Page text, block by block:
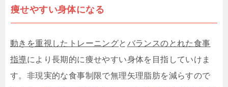
痩せやすい身体になる
動きを重視したトレーニングと バランスのとれた食事
指導により長期的に痩せやすい身体を目指していけま
す。非現実的な食事制限で無理矢理脂肪を減らすので